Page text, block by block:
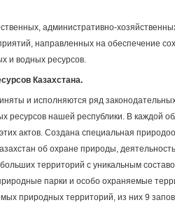
административно-
направленных на обеспечение
и водных ресурсов.
Казахстана.
и исполняются ряд
ресурсов нашей республики. В каждой
актов. Создана специальная
об охране природы,
территорий с уникальным
парки и особо охраняемые
природных территорий, из них 9